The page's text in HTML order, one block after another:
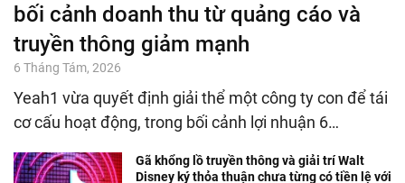
bối cảnh doanh thu từ quảng cáo và
truyền thông giảm mạnh
6 Tháng Tám, 2026
Yeah1 vừa quyết định giải thể một công ty con để tái
cơ cấu hoạt động, trong bối cảnh lợi nhuận 6…
Gã khổng lồ truyền thông và giải trí Walt
Disney ký thỏa thuận chưa từng có tiền lệ với